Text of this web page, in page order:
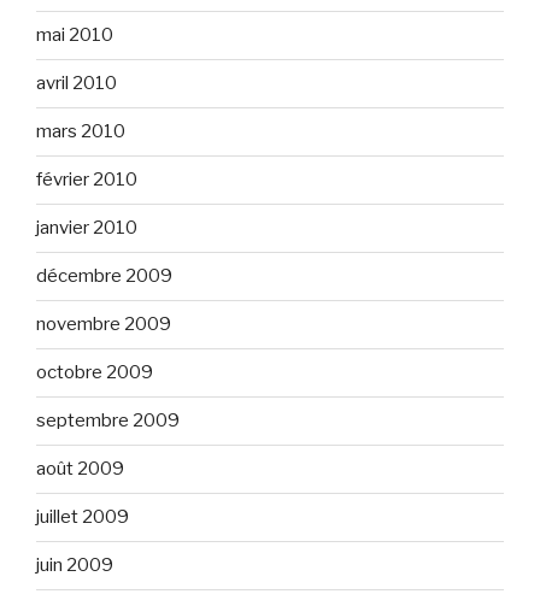
mai 2010
avril 2010
mars 2010
février 2010
janvier 2010
décembre 2009
novembre 2009
octobre 2009
septembre 2009
août 2009
juillet 2009
juin 2009